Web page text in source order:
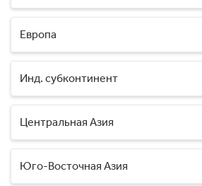
Европа
Инд. субконтинент
Центральная Азия
Юго-Восточная Азия